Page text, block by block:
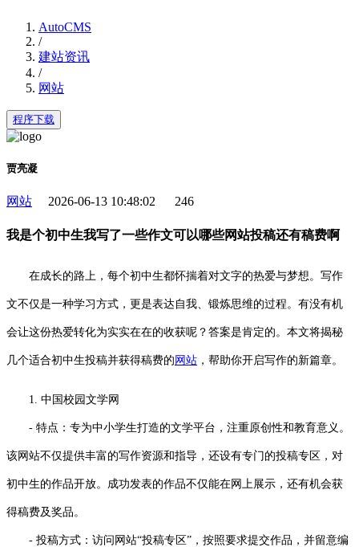
AutoCMS
/
建站资讯
/
网站
程序下载
贾亮凝
网站 2026-06-13 10:48:02 246
我是个初中生我写了一些作文可以哪些网站投稿还有稿费啊
在成长的路上，每个初中生都怀揣着对文字的热爱与梦想。写作
文不仅是一种学习方式，更是表达自我、锻炼思维的过程。有没有机
会让这份热爱转化为实实在在的收获呢？答案是肯定的。本文将揭秘
几个适合初中生投稿并获得稿费的 网站 ，帮助你开启写作的新篇章。
1. 中国校园文学网
- 特点：专为中小学生打造的文学平台，注重原创性和教育意义。
该网站不仅提供丰富的写作资源和指导，还设有专门的投稿专区，对
初中生的作品开放。成功发表的作品不仅能在网上展示，还有机会获
得稿费及奖品。
- 投稿方式：访问网站“投稿专区”，按照要求提交作品，并留意编